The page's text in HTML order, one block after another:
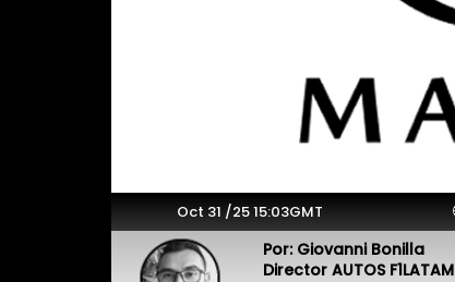
Oct 31 /25 15:03GMT
Por: Giovanni Bonilla
Director AUTOS F1LATAM